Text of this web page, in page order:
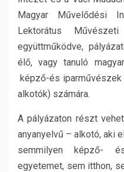
Magyar Művelődési
Lektorátus
együttműködve,
élő, vagy tanuló
képző-és iparművészek
alkotók) számára.
A pályázaton részt
anyanyelvű – alkotó, aki
semmilyen képző-
egyetemet, sem itthon,